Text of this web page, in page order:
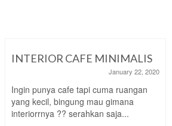
INTERIOR CAFE MINIMALIS
January 22, 2020
Ingin punya cafe tapi cuma ruangan
yang kecil, bingung mau gimana
interiorrnya ?? serahkan saja...